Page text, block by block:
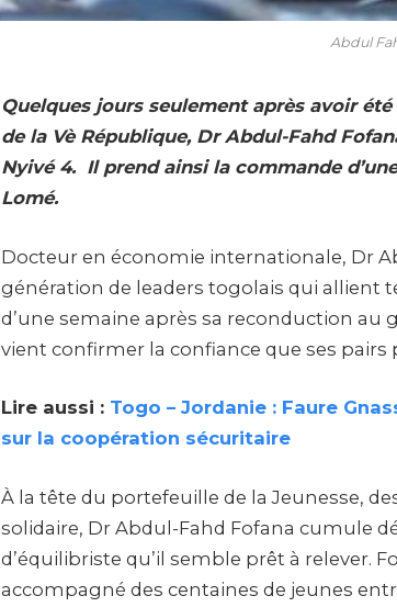
Abdul
Quelques jours seulement après avoir
de la Vè République, Dr Abdul-Fahd
Nyivé 4. Il prend ainsi la commande
Lomé.
Docteur en économie internationale, Dr
génération de leaders togolais qui allient
d’une semaine après sa reconduction
vient confirmer la confiance que ses pairs
Lire aussi : Togo – Jordanie : Faure
sur la coopération sécuritaire
À la tête du portefeuille de la Jeunesse,
solidaire, Dr Abdul-Fahd Fofana cumule
d’équilibriste qu’il semble prêt à relever.
accompagné des centaines de jeunes